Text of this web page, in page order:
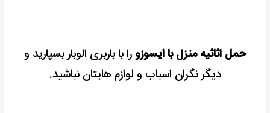
حمل اثاثیه منزل با ایسوزورا با باربری الوبار بسپارید و
دیگر نگران اسباب و لوازم هایتان نباشید.